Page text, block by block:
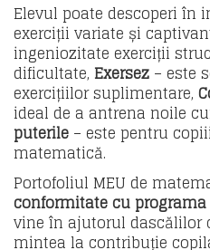
Elevul poate descoperi în
exerciții variate și
ingeniozitate exerciții
dificultate, Exersez – este
exercițiilor suplimentare,
ideal de a antrena noile
puterile – este pentru
matematică.
Portofoliul MEU de
conformitate cu
vine în ajutorul dascălilor
mintea la contribuție